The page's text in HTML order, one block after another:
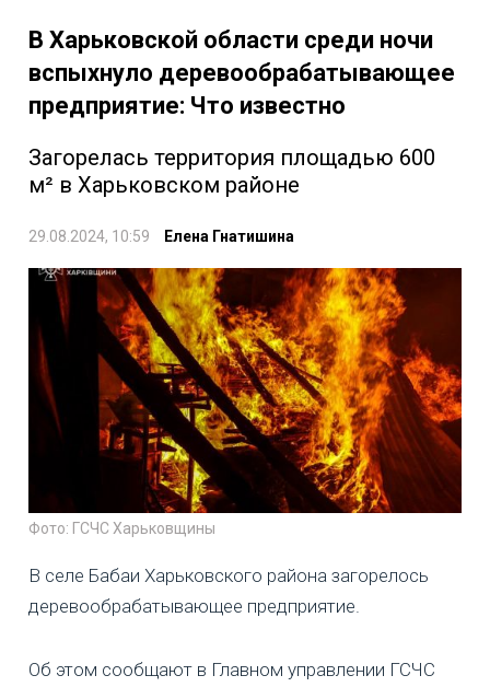
В Харьковской области среди ночи
вспыхнуло деревообрабатывающее
предприятие: Что известно
Загорелась территория площадью 600
м² в Харьковском районе
29.08.2024, 10:59 Елена Гнатишина
Фото: ГСЧС Харьковщины
В селе Бабаи Харьковского района загорелось
деревообрабатывающее предприятие.
Об этом сообщают в Главном управлении ГСЧС